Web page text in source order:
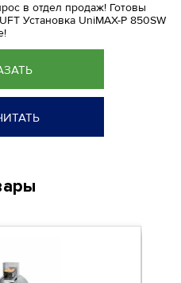
в отдел продаж! Готовы
Установка UniMAX-P 850SW